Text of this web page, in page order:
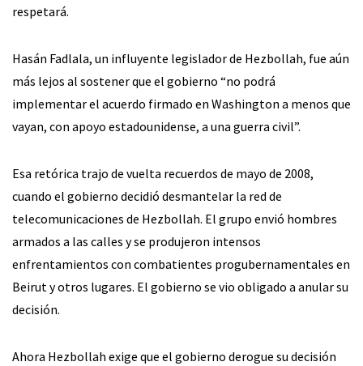
respetará.
Hasán Fadlala, un influyente legislador de Hezbollah, fue aún
más lejos al sostener que el gobierno “no podrá
implementar el acuerdo firmado en Washington a menos que
vayan, con apoyo estadounidense, a una guerra civil”.
Esa retórica trajo de vuelta recuerdos de mayo de 2008,
cuando el gobierno decidió desmantelar la red de
telecomunicaciones de Hezbollah. El grupo envió hombres
armados a las calles y se produjeron intensos
enfrentamientos con combatientes progubernamentales en
Beirut y otros lugares. El gobierno se vio obligado a anular su
decisión.
Ahora Hezbollah exige que el gobierno derogue su decisión